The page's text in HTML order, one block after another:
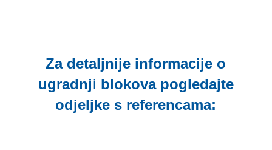
Za detaljnije informacije o
ugradnji blokova pogledajte
odjeljke s referencama: